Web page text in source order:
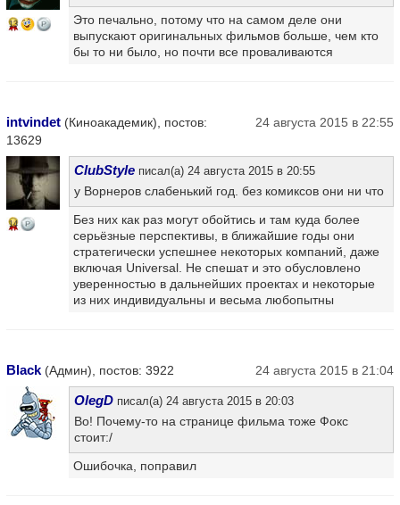
13
Это печально, потому что на самом деле они
выпускают оригинальных фильмов больше, чем кто
бы то ни было, но почти все проваливаются
intvindet (Киноакадемик), постов:
13629
24 августа 2015 в 22:55
14
ClubStyle писал(а) 24 августа 2015 в 20:55
у Ворнеров слабенький год. без комиксов они ни что
Без них как раз могут обойтись и там куда более
серьёзные перспективы, в ближайшие годы они
стратегически успешнее некоторых компаний, даже
включая Universal. Не спешат и это обусловлено
уверенностью в дальнейших проектах и некоторые
из них индивидуальны и весьма любопытны
Black (Админ), постов: 3922 24 августа 2015 в 21:04
OlegD писал(а) 24 августа 2015 в 20:03
Во! Почему-то на странице фильма тоже Фокс
стоит:/
Ошибочка, поправил